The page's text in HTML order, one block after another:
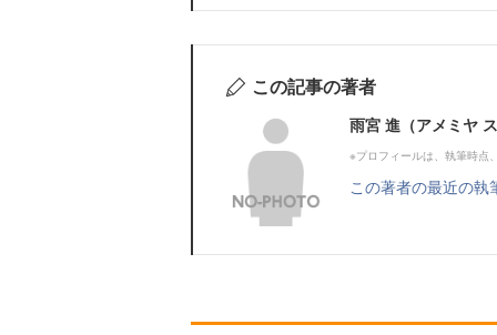
この記事の著者
雨宮 進（アメミヤ
※プロフィールは、執筆時点
この著者の最近の執